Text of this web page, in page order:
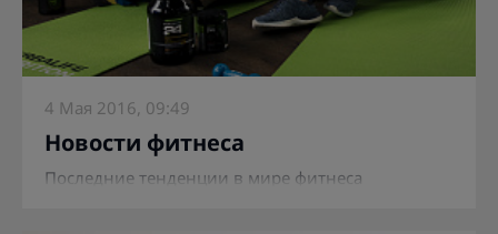
4 Мая 2016, 09:49
Новости фитнеса
Последние тенденции в мире фитнеса